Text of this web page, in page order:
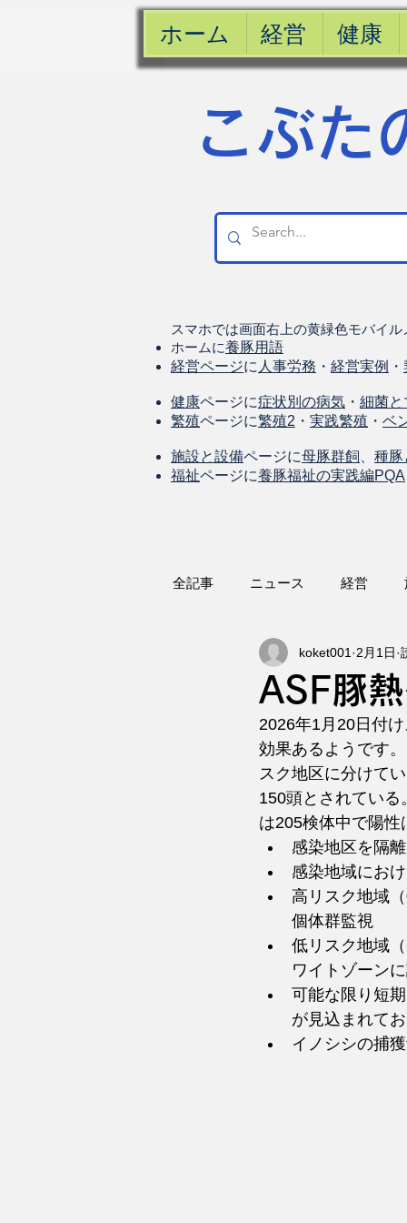
ホーム 経営 健康
こぶた
スマホでは画面右上の黄緑色モバイ
ホームに養豚用語
経営ページに 人事労務 ・ 経営実例 ・
健康ページに症状別の病気 ・ 細菌と
繁殖ページに繁殖2 ・ 実践繁殖 ・ ベ
施設と設備ページに母豚群飼
種豚
福祉ページに養豚福祉の実践編PQA
全記事 ニュース 経営
ASF豚
koket001 2月1日
2026年1月20日付
効果あるようです
スク地区に分けて
150頭とされてい
は205検体中で陽
感染地区を隔
感染地域にお
高リスク地域
個体群監視
低リスク地域
ワイトゾーン
可能な限り短
が見込まれて
イノシシの捕